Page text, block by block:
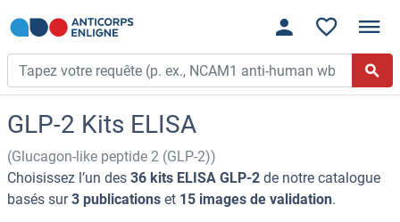
GLP-2 Kits ELISA
(Glucagon-like peptide 2 (GLP-2))
Choisissez l’un des 36 kits ELISA GLP-2 de notre catalogue
basés sur3 publications et 15 images de validation.